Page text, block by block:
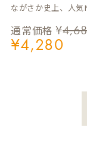
通常価格 ¥
¥4,280
ながさか史上、人気